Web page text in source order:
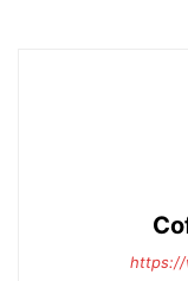
https://